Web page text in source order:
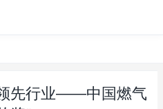
先行业——中国燃气